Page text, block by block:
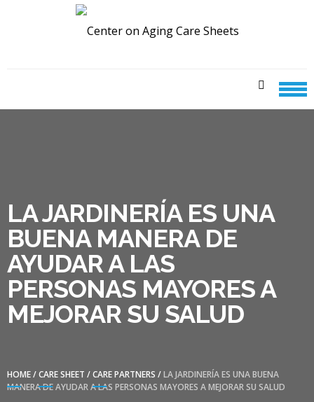
CENTER ON AGING CARE
SHEETS
LA JARDINERÍA ES UNA
BUENA MANERA DE
AYUDAR A LAS
PERSONAS MAYORES A
MEJORAR SU SALUD
HOME/CARE SHEET /CARE PARTNERS /LA JARDINERÍA ES UNA BUENA
MANERA DE AYUDAR A LAS PERSONAS MAYORES A MEJORAR SU SALUD